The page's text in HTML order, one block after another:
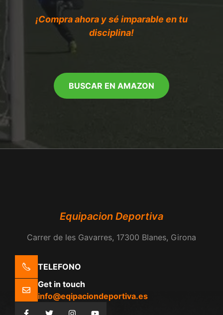
¡Compra ahora y sé imparable en tu
disciplina!
BUSCAR EN AMAZON
Equipacion Deportiva
Carrer de les Gavarres, 17300 Blanes, Girona
TELEFONO
Get in touch
info@eqipaciondeportiva.es